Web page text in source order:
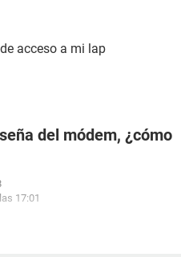
acceso a mi lap
del módem, ¿cómo
17:01